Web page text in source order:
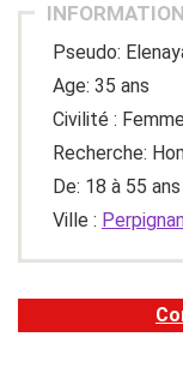
Pseudo:
Age: 35 ans
Civilité :
Recherche:
De: 18 à 55 ans
Ville :